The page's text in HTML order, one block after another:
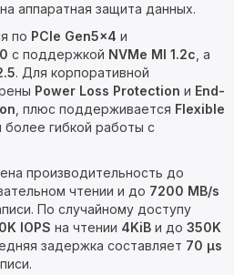
аппаратная защита данных.
по PCIe Gen5x4 и
с поддержкой NVMe MI 1.2c , а
. Для корпоративной
Power Loss Protection и End-
, плюс поддерживается Flexible
более гибкой работы с
производительность до
чтении и до 7200 MB/s
По случайному доступу
IOPS на чтении 4KiB и до 350K
задержка составляет 70 µs